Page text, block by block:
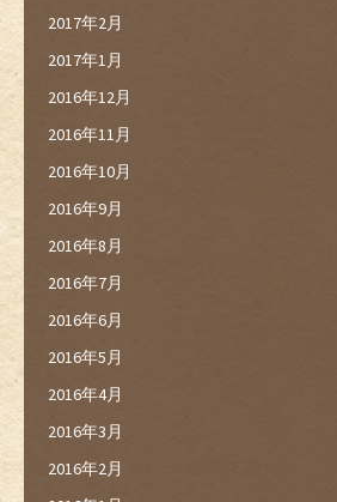
2017年2月
2017年1月
2016年12月
2016年11月
2016年10月
2016年9月
2016年8月
2016年7月
2016年6月
2016年5月
2016年4月
2016年3月
2016年2月